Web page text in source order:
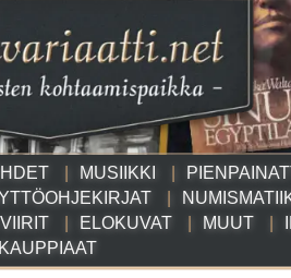
MUSIIKKI
ELOKUVAT MUUT
KAUPPIAAT